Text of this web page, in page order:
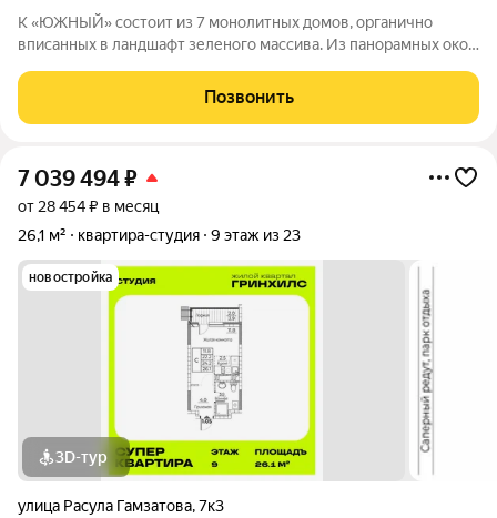
К «ЮЖНЫЙ» состоит из 7 монолитных домов, органично
вписанных в ландшафт зеленого массива. Из панорамных окон
Благоустроенная территория и современная инфраструктура
создадут все условия для вашей
Позвонить
7 039 494₽
от 28 454 ₽ в месяц
26,1 м²
квартира-студия 9 этаж из 23
новостройка
3D-тур
улица Расула Гамзатова,7к3